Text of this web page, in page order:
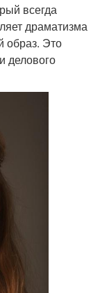
всегда
драматизма
образ. Это
делового